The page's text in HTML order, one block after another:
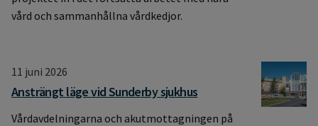
vård och sammanhållna vårdkedjor.
11 juni 2026
Ansträngt läge vid Sunderby sjukhus
Vårdavdelningarna och akutmottagningen på